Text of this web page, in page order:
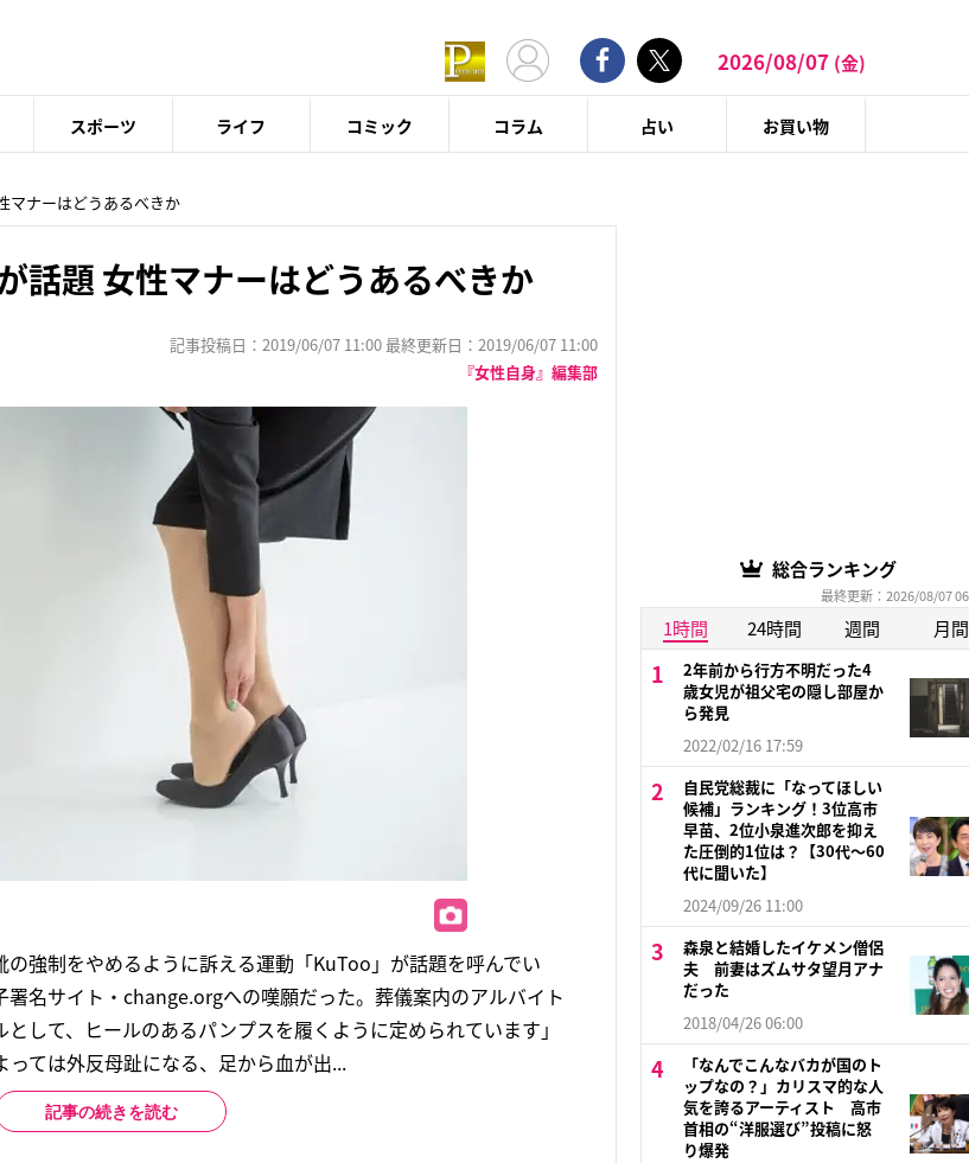
2026/08/07 (金)
スポーツ ライフ コミック コラム 占い お買い物
マナーはどうあるべきか
話題 女性マナーはどうあるべきか
記事投稿日：2019/06/07 11:00 最終更新日：2019/06/07 11:00
『女性自身』編集部
強制をやめるように訴える運動「KuToo」が話題を呼んでい
名サイト・change.orgへの嘆願だった。葬儀案内のアルバイト
して、ヒールのあるパンプスを履くように定められています」
ては外反母趾になる、足から血が出...
記事の続きを読む
総合ランキング
最終更新：2026/08/07
1時間 24時間 週間 月間
2年前から行方不明だった4
歳女児が祖父宅の隠し部屋か
ら発見
2022/02/16 17:59
自民党総裁に「なってほしい
候補」ランキング！3位高市
早苗、2位小泉進次郎を抑え
た圧倒的1位は？【30代〜60
代に聞いた】
2024/09/26 11:00
森泉と結婚したイケメン僧侶
夫 前妻はズムサタ望月アナ
だった
2018/04/26 06:00
「なんでこんなバカが国のト
ップなの？」カリスマ的な人
気を誇るアーティスト 高市
首相の“洋服選び”投稿に怒
り爆発